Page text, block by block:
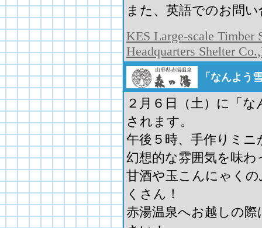
また、英語でのお問
KES Large-scale Timber
Headquarters Shelter
「なんよう
２月６日（土）に「
されます。
午後５時、手作りミ
幻想的な雰囲気を味
甘酒や玉こんにゃく
くさん！
赤湯温泉へお越しの